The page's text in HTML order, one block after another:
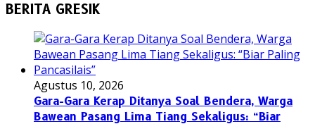
BERITA GRESIK
Agustus 10, 2026
Gara-Gara Kerap Ditanya Soal Bendera, Warga
Bawean Pasang Lima Tiang Sekaligus: “Biar